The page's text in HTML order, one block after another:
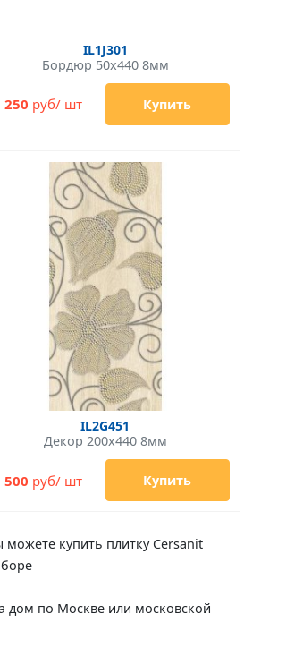
IL1J301
Бордюр 50x440 8мм
250 руб/ шт Купить
IL2G451
Декор 200x440 8мм
500 руб/ шт Купить
купить плитку Cersanit
дом по Москве или московской